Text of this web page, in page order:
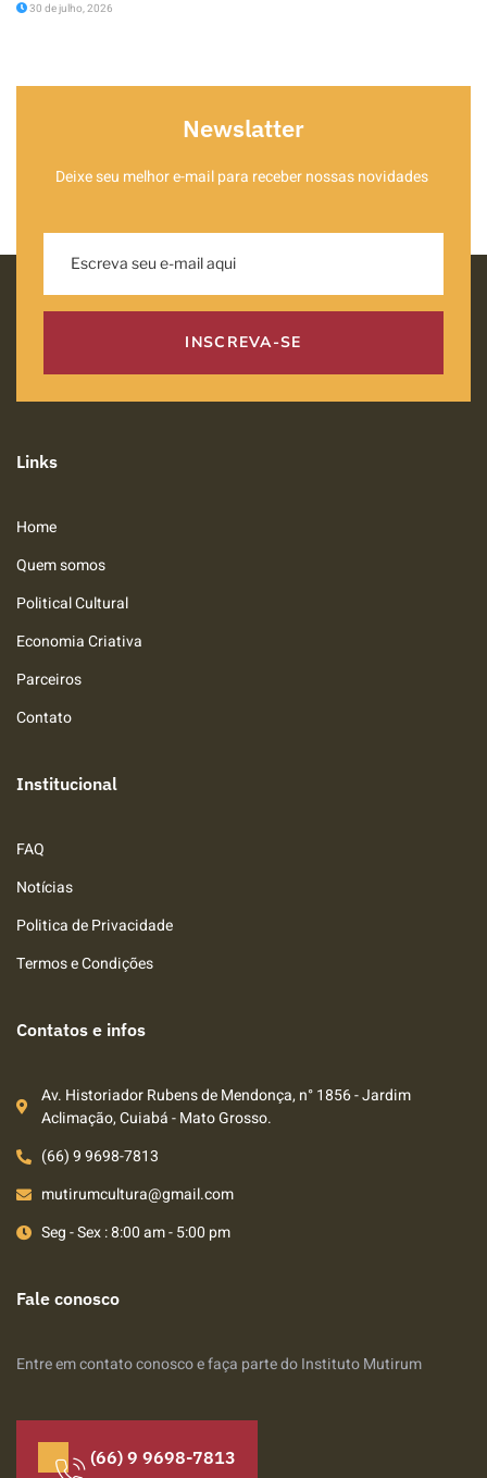
30 de julho, 2026
Newslatter
Deixe seu melhor e-mail para receber nossas novidades
INSCREVA-SE
Links
Home
Quem somos
Political Cultural
Economia Criativa
Parceiros
Contato
Institucional
FAQ
Notícias
Politica de Privacidade
Termos e Condições
Contatos e infos
Av. Historiador Rubens de Mendonça, n° 1856 - Jardim
Aclimação, Cuiabá - Mato Grosso.
(66) 9 9698-7813
mutirumcultura@gmail.com
Seg - Sex : 8:00 am - 5:00 pm
Fale conosco
Entre em contato conosco e faça parte do Instituto Mutirum
(66) 9 9698-7813